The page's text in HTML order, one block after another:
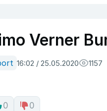
Verner
16:02 / 25.05.2020 1157
0 0